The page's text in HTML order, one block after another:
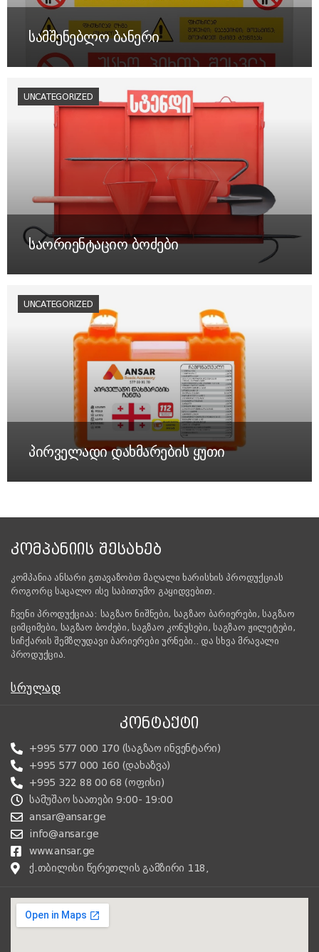
სამშენებლო ბანერი
საორიენტაციო ბოძები
UNCATEGORIZED
პირველადი დახმარების ყუთი
UNCATEGORIZED
ᲙᲝᲛᲞᲐᲜᲘᲘᲡ ᲨᲔᲡᲐᲮᲔᲑ
კომპანია ანსარი გთავაზობთ მაღალი ხარისხის პროდუქციას
როგორც საცალო ისე საბითუმო გაყიდვებით.
ჩვენი პროდუქციაა: საგზაო ნიშნები, საგზაო ბარიერები, საგზაო
ციმციმები, საგზაო ბოძები, საგზაო კონუსები, საგზაო ჟილეტები,
სიჩქარის შემზღუდავი ბარიერები ურნები.. და სხვა მრავალი
პროდუქცია.
ᲡᲠᲣᲚᲐᲓ
ᲙᲝᲜᲢᲐᲥᲢᲘ
+995 577 000 170 (საგზაო ინვენტარი)
+995 577 000 160 (დახაზვა)
+995 322 88 00 68 (ოფისი)
სამუშაო საათები 9:00- 19:00
ansar@ansar.ge
info@ansar.ge
www.ansar.ge
ქ.თბილისი წერეთლის გამზირი 118,